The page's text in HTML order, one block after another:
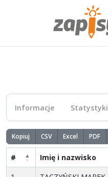
Informacje Statystyki
Kopiuj CSV Excel PDF
# Imię i nazwisko